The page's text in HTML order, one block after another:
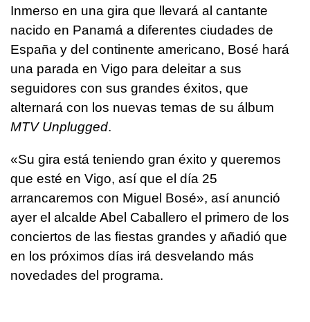
Inmerso en una gira que llevará al cantante
nacido en Panamá a diferentes ciudades de
España y del continente americano, Bosé hará
una parada en Vigo para deleitar a sus
seguidores con sus grandes éxitos, que
alternará con los nuevas temas de su álbum
MTV Unplugged.
«Su gira está teniendo gran éxito y queremos
que esté en Vigo, así que el día 25
arrancaremos con Miguel Bosé», así anunció
ayer el alcalde Abel Caballero el primero de los
conciertos de las fiestas grandes y añadió que
en los próximos días irá desvelando más
novedades del programa.